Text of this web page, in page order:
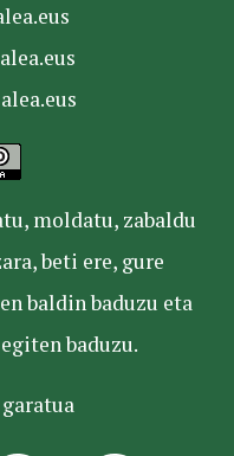
moldatu, zabaldu
beti ere, gure
baldin baduzu eta
baduzu.